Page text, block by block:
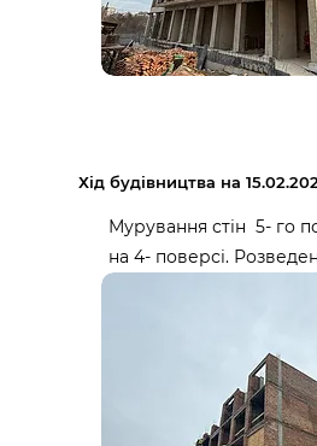
Хід будівництва на
Мурування стін 5- го
на 4- поверсі.